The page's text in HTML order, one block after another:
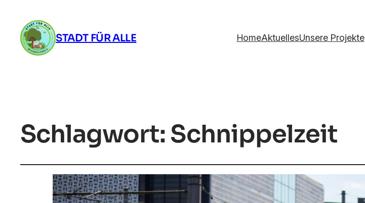
STADT FÜR ALLE HomeAktuellesUnsere Projekte
Schlagwort:Schnippelzeit